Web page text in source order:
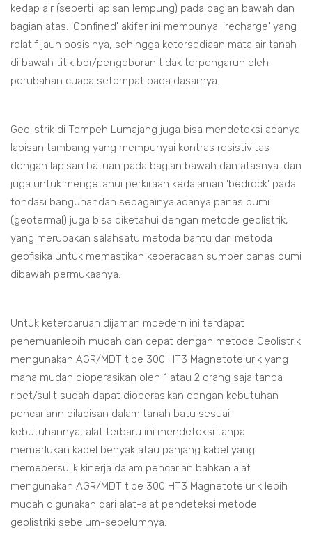
kedap air (seperti lapisan lempung) pada bagian bawah dan
bagian atas. 'Confined' akifer ini mempunyai 'recharge' yang
relatif jauh posisinya, sehingga ketersediaan mata air tanah
di bawah titik bor/pengeboran tidak terpengaruh oleh
perubahan cuaca setempat pada dasarnya.
Geolistrik di Tempeh Lumajang juga bisa mendeteksi adanya
lapisan tambang yang mempunyai kontras resistivitas
dengan lapisan batuan pada bagian bawah dan atasnya. dan
juga untuk mengetahui perkiraan kedalaman 'bedrock' pada
fondasi bangunandan sebagainya.adanya panas bumi
(geotermal) juga bisa diketahui dengan metode geolistrik,
yang merupakan salahsatu metoda bantu dari metoda
geofisika untuk memastikan keberadaan sumber panas bumi
dibawah permukaanya.
Untuk keterbaruan dijaman moedern ini terdapat
penemuanlebih mudah dan cepat dengan metode Geolistrik
mengunakan AGR/MDT tipe 300 HT3 Magnetotelurik yang
mana mudah dioperasikan oleh 1 atau 2 orang saja tanpa
ribet/sulit sudah dapat dioperasikan dengan kebutuhan
pencariann dilapisan dalam tanah batu sesuai
kebutuhannya, alat terbaru ini mendeteksi tanpa
memerlukan kabel benyak atau panjang kabel yang
memepersulik kinerja dalam pencarian bahkan alat
mengunakan AGR/MDT tipe 300 HT3 Magnetotelurik lebih
mudah digunakan dari alat-alat pendeteksi metode
geolistriki sebelum-sebelumnya.